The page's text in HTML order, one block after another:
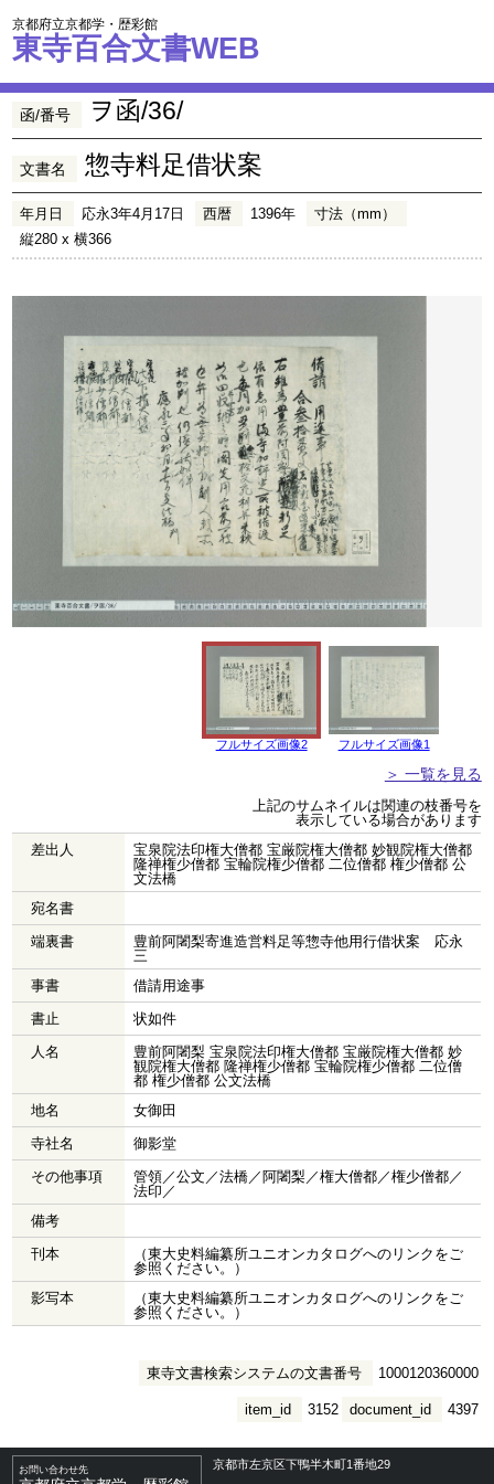
京都府立京都学・歴彩館
東寺百合文書WEB
函/番号 ヲ函/36/
文書名 惣寺料足借状案
年月日 応永3年4月17日 西暦 1396年
寸法（mm）
縦280 x 横366
フルサイズ画像2 フルサイズ画像1
＞ 一覧を見る
上記のサムネイルは関連の枝番号を
表示している場合があります
差出人
宝泉院法印権大僧都 宝厳院権大僧都 妙観院権大僧都
隆禅権少僧都 宝輪院権少僧都 二位僧都 権少僧都 公
文法橋
宛名書
端裏書
豊前阿闍梨寄進造営料足等惣寺他用行借状案 応永
三
事書
借請用途事
書止
状如件
人名
豊前阿闍梨 宝泉院法印権大僧都 宝厳院権大僧都 妙
観院権大僧都 隆禅権少僧都 宝輪院権少僧都 二位僧
都 権少僧都 公文法橋
地名
女御田
寺社名
御影堂
その他事項
管領／公文／法橋／阿闍梨／権大僧都／権少僧都／
法印／
備考
刊本
（東大史料編纂所ユニオンカタログへのリンクをご
参照ください。）
影写本
（東大史料編纂所ユニオンカタログへのリンクをご
参照ください。）
東寺文書検索システムの文書番号 1000120360000
document_id 4397
item_id 3152
お問い合わせ先 京都市左京区下鴨半木町1番地29